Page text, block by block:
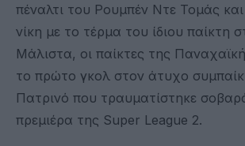
πέναλτι του Ρουμπέν Ντε Τομάς
νίκη με το τέρμα του ίδιου παίκτη
Μάλιστα, οι παίκτες της
το πρώτο γκολ στον άτυχο
Πατρινό που τραυματίστηκε
πρεμιέρα της Super League 2.